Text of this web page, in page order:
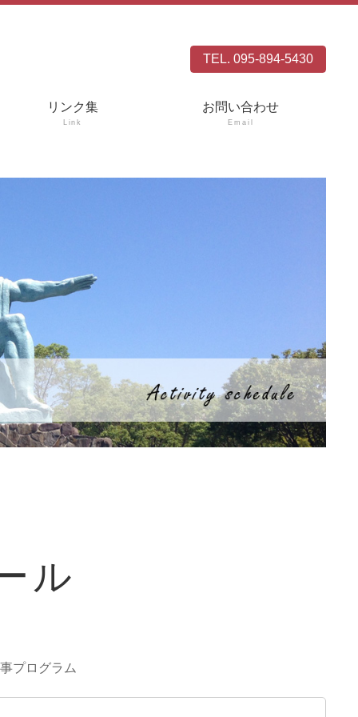
TEL. 095-894-5430
リンク集
Link
お問い合わせ
Email
ル
プログラム